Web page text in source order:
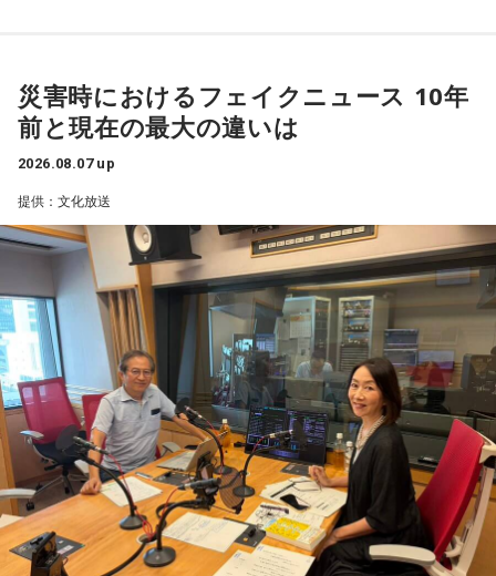
る人の中には、次のような予定をこの日に合わせる人もいま
す。
・財布を新調する、または使い始める
・銀行口座を開設する
・旅行や帰省、出張へ出発する
・資格の勉強や新しい習い事を始める
・神社へ参拝する
・仕事や趣味の新たな目標を立てる
また、六曜の「先勝」は一般的に午前中が吉とされているた
め、大切な予定を入れる場合は午前中を選ぶという考え方も
あります。
なお、これらは古くから伝わる暦の考え方であり、運気の上
昇や成果を保証するものではありません。自分の予定やライ
フスタイルに合わせて、無理のない範囲で取り入れるとよい
でしょう。
■令和8年8月8日の「8」が並ぶ日に注目が集まる理由
若井：ありがとう！
井滉斗
＜番組概要＞
番組名：SCHOOL OF LOCK!
放送日時：月曜～木曜 22:00～23:55／金曜 22:00～22:55
パーソナリティ：アンジー校長（アンジェリーナ1/3・
Gacharic Spin）、たんぼ教頭（溝上たんぼ）
番組Webサイト：https://www.tfm.co.jp/lock/
番組公式X：@sol_info
増えるおそれがあることが紹介されました。
被災者を狙う悪質商法や義援金詐欺
渡邉さんは、災害時には被災した住宅を訪問し、家屋修繕や
必要物品の販売を装って高額な契約を迫る悪質商法が発生す
る可能性があると説明しました。
さらに、被災者以外を狙う犯罪として、公的機関や災害支援
団体を装い、義援金や寄付金を名目に現金や電子マネーをだ
まし取る詐欺にも注意が必要と呼びかけました。
過去には、自宅を訪れて義援金を集める手口や、自治体職員
を名乗る電話による詐欺も確認されていることから、支援先
が信頼できる団体であるか十分確認することが重要です。
善意につけ込む手口に冷静な対応を
災害時におけるフェイクニュース 10年
前と現在の最大の違いは
2026.08.07 up
提供：文化放送